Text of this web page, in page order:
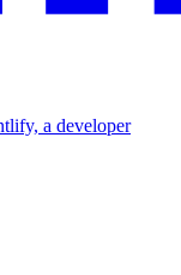
a developer